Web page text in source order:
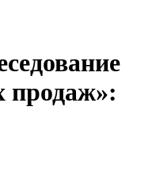
продаж»: